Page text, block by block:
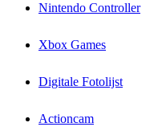
Nintendo Controller
Xbox Games
Digitale Fotolijst
Actioncam